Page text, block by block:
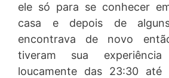
ele só para se conhecer
casa e depois de
encontrava de novo
tiveram sua
loucamente das 23:30